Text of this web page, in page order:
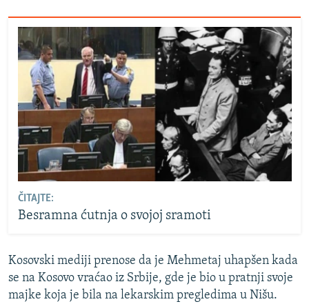
ČITAJTE:
Besramna ćutnja o svojoj sramoti
Kosovski mediji prenose da je Mehmetaj uhapšen kada
se na Kosovo vraćao iz Srbije, gde je bio u pratnji svoje
majke koja je bila na lekarskim pregledima u Nišu.